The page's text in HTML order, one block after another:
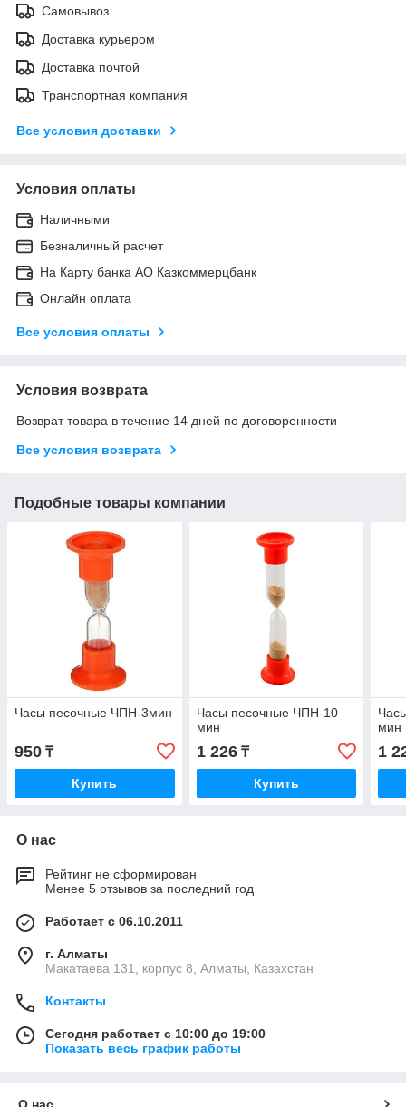
Самовывоз
Доставка курьером
Доставка почтой
Транспортная компания
Все условия доставки
Условия оплаты
Наличными
Безналичный расчет
На Карту банка АО Казкоммерцбанк
Онлайн оплата
Все условия оплаты
Условия возврата
Возврат товара в течение 14 дней по договоренности
Все условия возврата
Подобные товары компании
Часы песочные ЧПН-3мин
950 ₸
Купить
Часы песочные ЧПН-10
мин
1 226₸
Купить
мин
1
О нас
Рейтинг не сформирован
Менее 5 отзывов за последний год
Работает с 06.10.2011
г. Алматы
Макатаева 131, корпус 8, Алматы, Казахстан
Контакты
Сегодня работает с 10:00 до 19:00
Показать весь график работы